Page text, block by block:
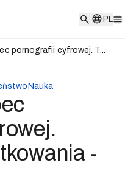
PL
pornografii cyfrowej. T...
Nauka
-